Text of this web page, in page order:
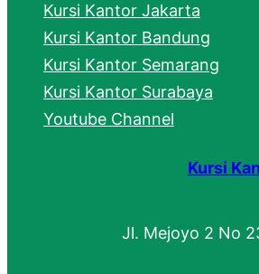
Kursi Kantor Jakarta
Kursi Kantor Bandung
Kursi Kantor Semarang
Kursi Kantor Surabaya
Youtube Channel
Kursi
Jl. Mejoyo 2 No